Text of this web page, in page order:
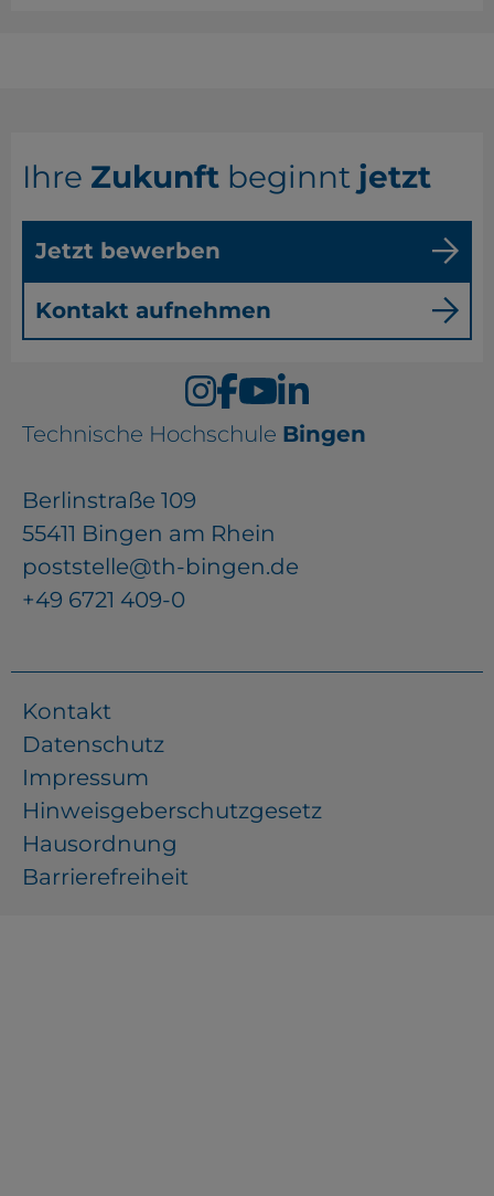
Ihre Zukunft beginnt jetzt
Jetzt bewerben
Kontakt aufnehmen
Technische Hochschule Bingen
Berlinstraße 109
55411 Bingen am Rhein
poststelle@th-bingen.de
+49 6721 409-0
Kontakt
Datenschutz
Impressum
Hinweisgeberschutzgesetz
Hausordnung
Barrierefreiheit